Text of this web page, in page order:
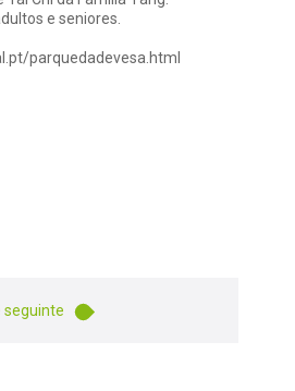
e seniores.
parquedadevesa.html
seguinte